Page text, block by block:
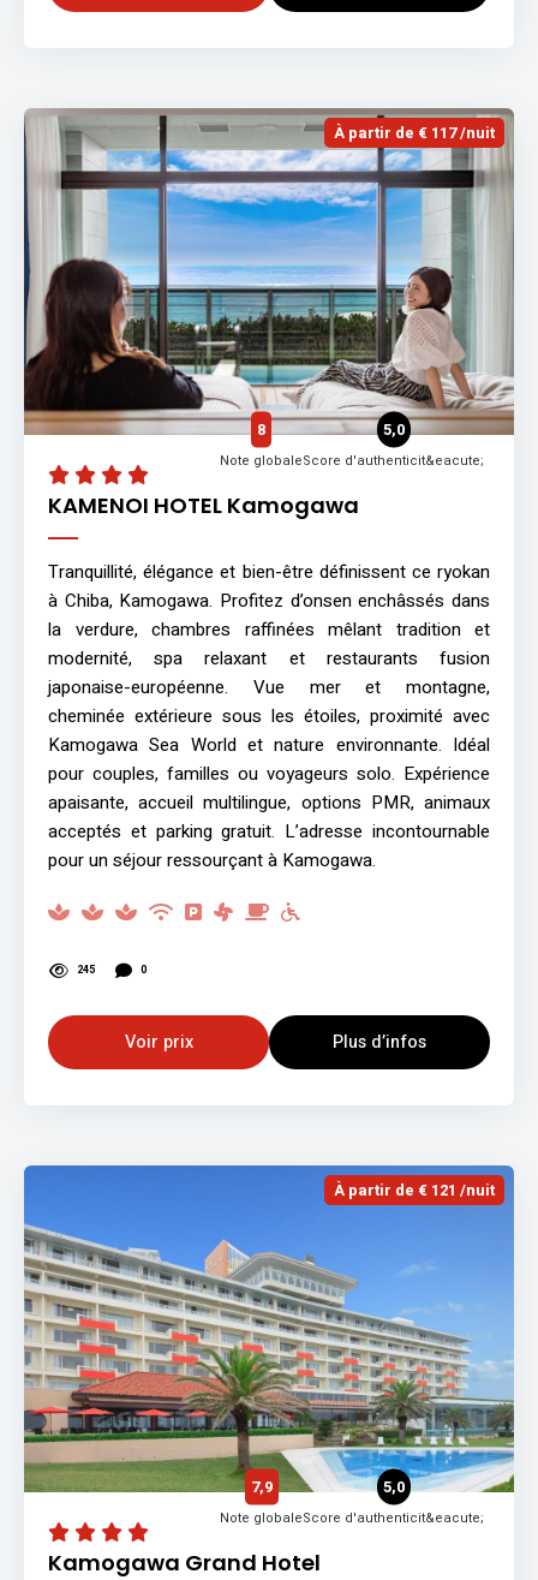
À partir de € 117 /nuit
KAMENOI HOTEL Kamogawa
8
Note globale
5,0
Score d'authenticit&eacute;
Tranquillité, élégance et bien-être définissent ce ryokan
à Chiba, Kamogawa. Profitez d’onsen enchâssés dans
la verdure, chambres raffinées mêlant tradition et
modernité, spa relaxant et restaurants fusion
japonaise-européenne. Vue mer et montagne,
cheminée extérieure sous les étoiles, proximité avec
Kamogawa Sea World et nature environnante. Idéal
pour couples, familles ou voyageurs solo. Expérience
apaisante, accueil multilingue, options PMR, animaux
acceptés et parking gratuit. L’adresse incontournable
pour un séjour ressourçant à Kamogawa.
245 0
Voir prix Plus d’infos
À partir de € 121 /nuit
Kamogawa Grand Hotel
7,9
Note globale
5,0
Score d'authenticit&eacute;